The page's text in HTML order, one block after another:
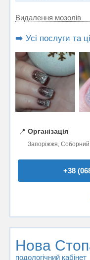
Видалення мозолів
➡️ Усі послуги та
📍 Організація
Запоріжжя,
+38
Нова
подологічний кабінет